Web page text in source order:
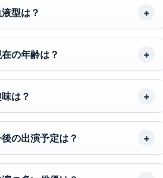
型は？
の年齢は？
は？
の出演予定は？